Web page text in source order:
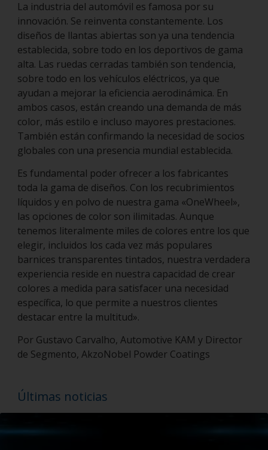
La industria del automóvil es famosa por su
innovación. Se reinventa constantemente. Los
diseños de llantas abiertas son ya una tendencia
establecida, sobre todo en los deportivos de gama
alta. Las ruedas cerradas también son tendencia,
sobre todo en los vehículos eléctricos, ya que
ayudan a mejorar la eficiencia aerodinámica. En
ambos casos, están creando una demanda de más
color, más estilo e incluso mayores prestaciones.
También están confirmando la necesidad de socios
globales con una presencia mundial establecida.
Es fundamental poder ofrecer a los fabricantes
toda la gama de diseños. Con los recubrimientos
líquidos y en polvo de nuestra gama «OneWheel»,
las opciones de color son ilimitadas. Aunque
tenemos literalmente miles de colores entre los que
elegir, incluidos los cada vez más populares
barnices transparentes tintados, nuestra verdadera
experiencia reside en nuestra capacidad de crear
colores a medida para satisfacer una necesidad
específica, lo que permite a nuestros clientes
destacar entre la multitud».
Por Gustavo Carvalho, Automotive KAM y Director
de Segmento, AkzoNobel Powder Coatings
Últimas noticias